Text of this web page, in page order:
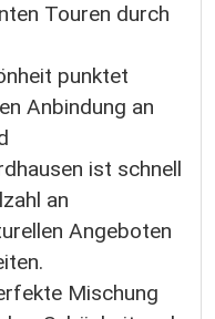
Touren durch
punktet
Anbindung an
ist schnell
an
Angeboten
Mischung